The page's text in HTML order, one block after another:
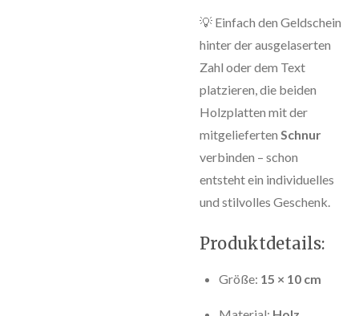
💡 Einfach den Geldschein
hinter der ausgelaserten
Zahl oder dem Text
platzieren, die beiden
Holzplatten mit der
mitgelieferten Schnur
verbinden – schon
entsteht ein individuelles
und stilvolles Geschenk.
Produktdetails:
Größe: 15 × 10 cm